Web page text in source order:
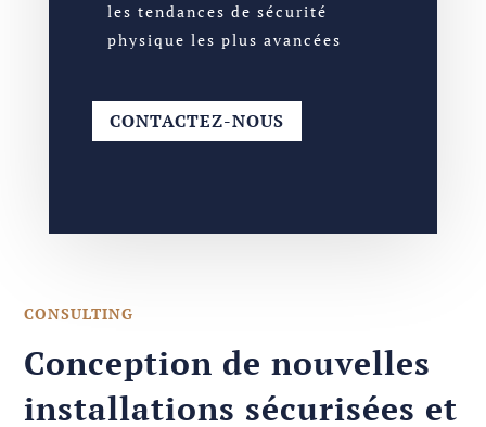
les tendances de sécurité
physique les plus avancées
CONTACTEZ-NOUS
CONSULTING
Conception de nouvelles
installations sécurisées et